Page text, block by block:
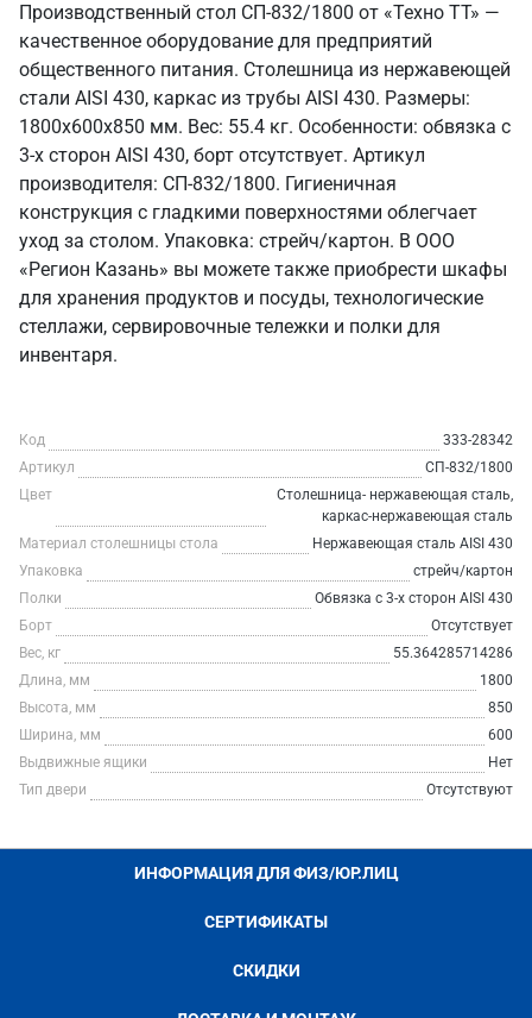
Производственный стол СП-832/1800 от «Техно ТТ» —
качественное оборудование для предприятий
общественного питания. Столешница из нержавеющей
стали AISI 430, каркас из трубы AISI 430. Размеры:
1800x600x850 мм. Вес: 55.4 кг. Особенности: обвязка с
3-х сторон AISI 430, борт отсутствует. Артикул
производителя: СП-832/1800. Гигиеничная
конструкция с гладкими поверхностями облегчает
уход за столом. Упаковка: стрейч/картон. В ООО
«Регион Казань» вы можете также приобрести шкафы
для хранения продуктов и посуды, технологические
стеллажи, сервировочные тележки и полки для
инвентаря.
Код
333-28342
Артикул
СП-832/1800
Цвет
Столешница- нержавеющая сталь,
каркас-нержавеющая сталь
Материал столешницы стола
Нержавеющая сталь AISI 430
Упаковка
стрейч/картон
Полки
Обвязка с 3-х сторон AISI 430
Борт
Отсутствует
Вес, кг
55.364285714286
Длина, мм
1800
Высота, мм
850
Ширина, мм
600
Выдвижные ящики
Нет
Тип двери
Отсутствуют
ИНФОРМАЦИЯ ДЛЯ ФИЗ/ЮР.ЛИЦ
СЕРТИФИКАТЫ
СКИДКИ